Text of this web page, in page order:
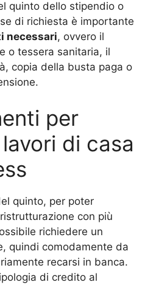
quinto dello stipendio o
di richiesta è importante
necessari, ovvero il
o tessera sanitaria, il
copia della busta paga o
per
di casa
quinto, per poter
con più
richiedere un
quindi comodamente da
recarsi in banca.
di credito al